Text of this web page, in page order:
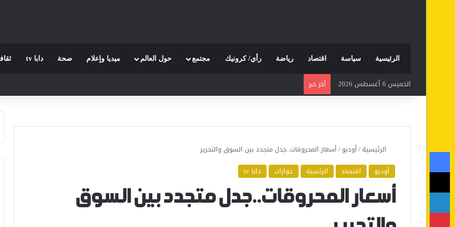
الرئيسية سياسة اقتصاد رياضة رأي/ كرونيك مجتمع حول العالم ميديا وإعلام صحة دابا tv
الخميس 6 أغسطس 2026 أخر خبر
الرئيسية/أوديو/أسعار المحروقات..جدل متجدد بين السوق والتحرير
أوديو
اقتصاد الرئسية حوارات دابا tv
أسعار المحروقات..جدل متجدد بين السوق